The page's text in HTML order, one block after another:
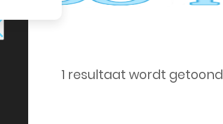
1 resultaat wordt getoond